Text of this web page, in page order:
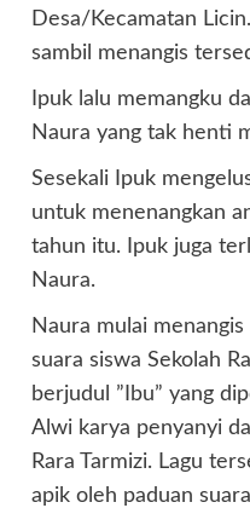
Desa/Kecamatan
sambil menangis
Ipuk lalu memangku
Naura yang tak henti
Sesekali Ipuk
untuk menenangkan
tahun itu. Ipuk juga
Naura.
Naura mulai
suara siswa Sekolah
berjudul ”Ibu” yang
Alwi karya penyanyi
Rara Tarmizi. Lagu
apik oleh paduan